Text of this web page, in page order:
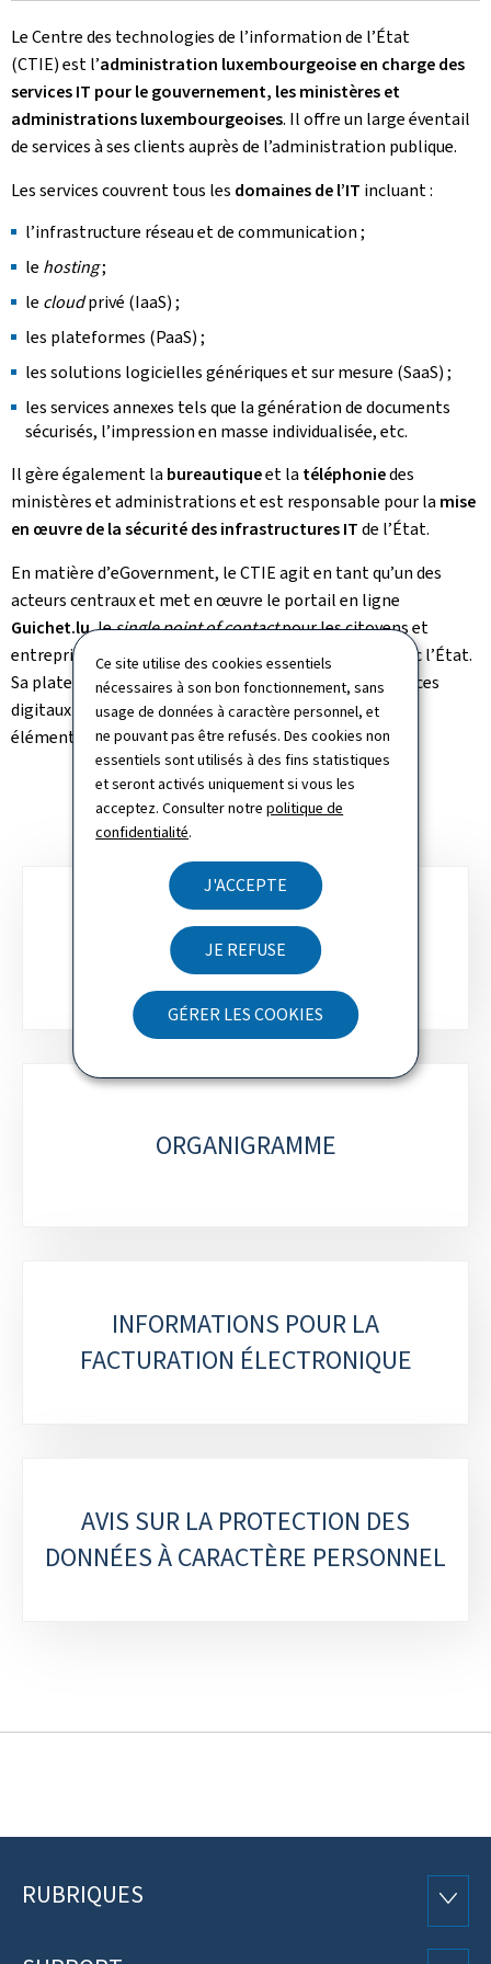
Ce site utilise des cookies essentiels
nécessaires à son bon fonctionnement, sans
usage de données à caractère personnel, et
ne pouvant pas être refusés. Des cookies non
essentiels sont utilisés à des fins statistiques
et seront activés uniquement si vous les
acceptez. Consulter notrepolitique de
confidentialité.
J'ACCEPTE
JE REFUSE
GÉRER LES COOKIES
Le Centre des technologies de l’information de l’État
(CTIE) estl’administration luxembourgeoise en charge des
servicesIT pour le gouvernement, les ministères et
administrations luxembourgeoises. Il offre un large éventail
de services à ses clients auprès de l’administration publique.
Les services couvrent tous les domaines de l’IT incluant :
l’infrastructure réseau et de communication ;
le hosting;
le cloudprivé (IaaS) ;
les plateformes (PaaS) ;
les solutions logicielles génériques et sur mesure (SaaS) ;
les services annexes tels que la génération de documents
sécurisés, l’impression en masse individualisée, etc.
Il gère également la bureautiqueet la téléphoniedes
ministères et administrations et est responsable pour la mise
en œuvre de la sécurité des infrastructuresITde l’État.
En matière d’eGovernment, le CTIE agit en tant qu’un des
acteurs centraux et met en œuvre le portail en ligne
Guichet.lu, lesingle point of contactpour les citoyens et
entreprises pour la réalisation de leurs démarches avec l’État.
Sa plateforme interactiveMyGuichet.luoffre des services
digitaux modernes et faciles à utiliser et constitue un
élément-clé de la stratégie digitale du Luxembourg.
ATTRIBUTIONS
ORGANIGRAMME
INFORMATIONS POUR LA
FACTURATION ÉLECTRONIQUE
AVIS SUR LA PROTECTION DES
DONNÉES À CARACTÈRE PERSONNEL
Pied
RUBRIQUES